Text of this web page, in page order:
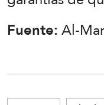
Fuente:Al-